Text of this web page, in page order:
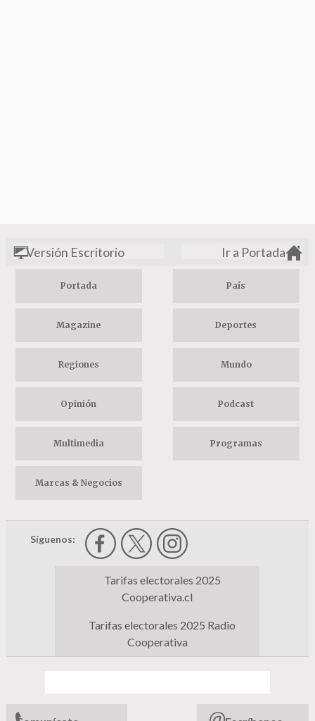
Versión Escritorio Ir a Portada
Portada País
Magazine Deportes
Regiones Mundo
Opinión Podcast
Multimedia Programas
Marcas & Negocios
Síguenos:
Tarifas electorales 2025
Cooperativa.cl
Tarifas electorales 2025 Radio
Cooperativa